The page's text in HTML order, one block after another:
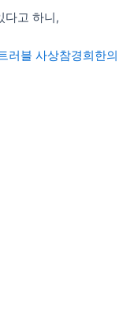
다고 하니,
러블 사상참경희한의